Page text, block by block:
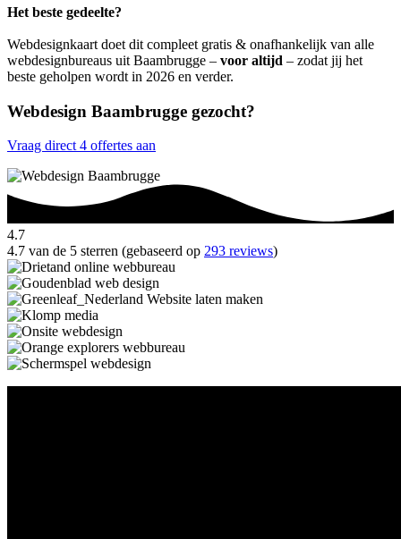
Het beste gedeelte?
Webdesignkaart doet dit compleet gratis & onafhankelijk van alle
webdesignbureaus uit Baambrugge – voor altijd – zodat jij het
beste geholpen wordt in 2026 en verder.
Webdesign Baambrugge gezocht?
Vraag direct 4 offertes aan
4.7
4.7 van de 5 sterren (gebaseerd op 293 reviews)